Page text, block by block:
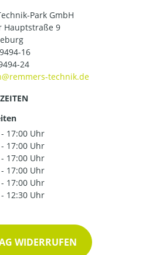
Park GmbH
Hauptstraße 9
16
24
17:00 Uhr
17:00 Uhr
17:00 Uhr
17:00 Uhr
17:00 Uhr
12:30 Uhr
WIDERRUFEN